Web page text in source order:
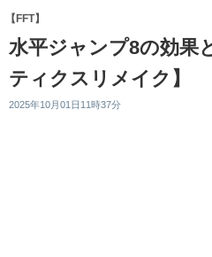
【FFT】
水平ジャンプ8の効果
ティクスリメイク】
2025年10月01日11時37分